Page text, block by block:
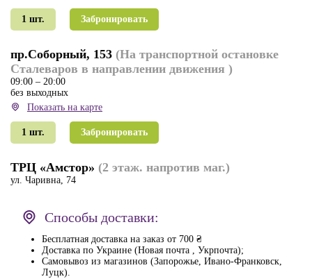
1 шт. Забронировать
пр.Соборный, 153 (На транспортной остановке
Сталеваров в направлении движения )
09:00 – 20:00
без выходных
Показать на карте
1 шт. Забронировать
ТРЦ «Амстор» (2 этаж. напротив маг.)
ул. Чаривна, 74
без выходных
Показать на карте
1 шт. Забронировать
Способы доставки:
Бесплатная доставка на заказ от 700 ₴
Доставка по Украине (Новая почта , Укрпочта);
Самовывоз из магазинов (Запорожье, Ивано-Франковск,
Луцк).